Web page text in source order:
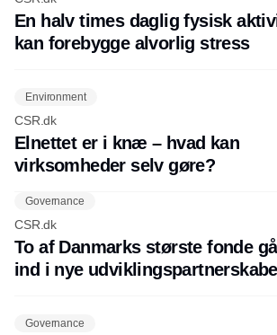
En halv times daglig fysisk
kan forebygge alvorlig stress
Environment
CSR.dk
Elnettet er i knæ – hvad kan
virksomheder selv gøre?
Governance
CSR.dk
To af Danmarks største fonde
ind i nye
Governance